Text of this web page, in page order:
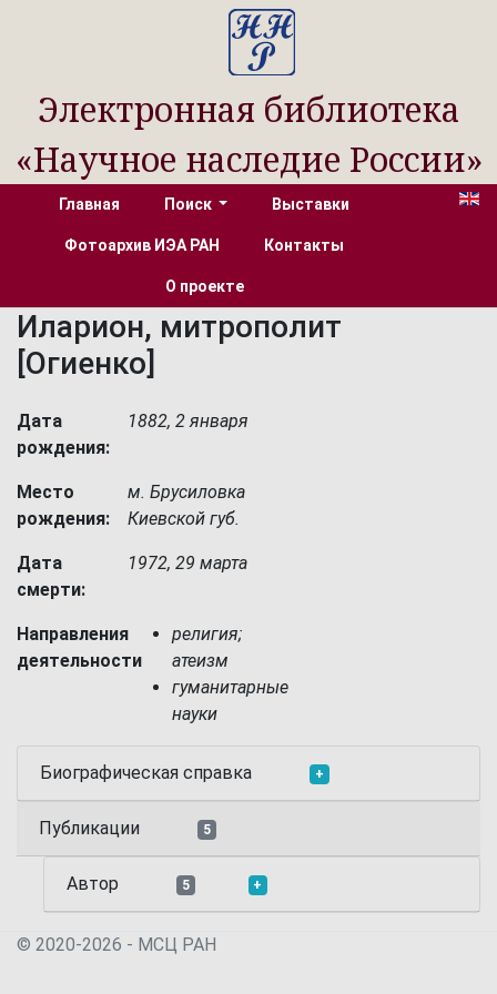
Электронная библиотека
«Научное наследие России»
Главная Поиск Выставки
Фотоархив ИЭА РАН Контакты
О проекте
Иларион, митрополит
[Огиенко]
Дата
рождения:
1882, 2 января
Место
рождения:
м. Брусиловка
Киевской губ.
Дата
смерти:
1972, 29 марта
Направления
деятельности
религия;
атеизм
гуманитарные
науки
Биографическая справка +
Публикации 5
Автор 5 +
© 2020-2026 - МСЦ РАН